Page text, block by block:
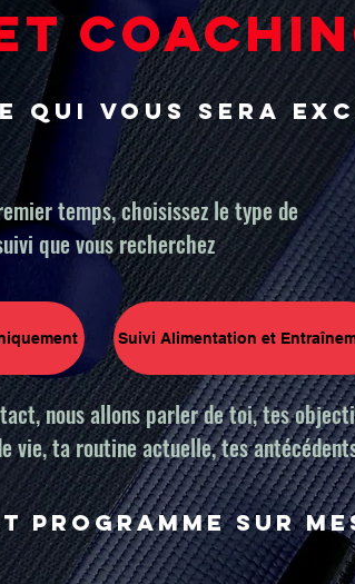
qui vous sera
temps, choisissez le type de
que vous recherchez
Suivi Alimentation et
nous allons parler de toi, tes
vie, ta routine actuelle, tes
programme sur